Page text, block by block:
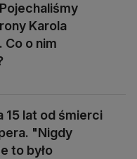
Pojechaliśmy
Karola
o nim
15 lat od śmierci
"Nigdy
to było